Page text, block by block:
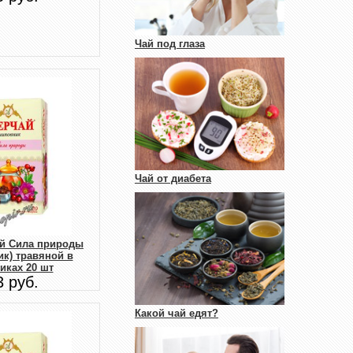
Сила природы
травяной в
20 шт
руб.
Чай под глаза
Чай от диабета
Какой чай едят?